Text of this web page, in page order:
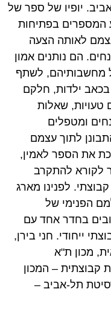
יופיו של ספר של
המספרים בפתיחות
לאותה הצעה
הם נותנים אמון
מחשבותיהם, לשתף
ילדות, חלקם
טעויות, שאלות
ומטפלים
לתוך עצמם
את הספר לאמין,
לקורא להתקרב
לפנינו מארג
הפנימי של
בחדר אחד עם
ייחודי. חני בירן,
מכון ת"א
קבוצתית – המכון
תל-אביב –